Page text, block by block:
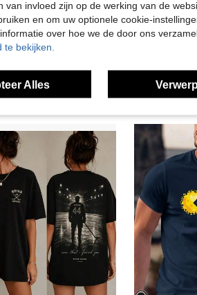
EU Warehouse "GALLERYY DEPTT "T-shirt met patroon en korte mouwen, Y2K, witte zomertop, unisex, ronde hals, streetwear, puur katoen
klanten
7
Veel
van invloed zijn op de werking van de
en om uw optionele cookie-
over hoe we de door ons
bekijken.
Alles